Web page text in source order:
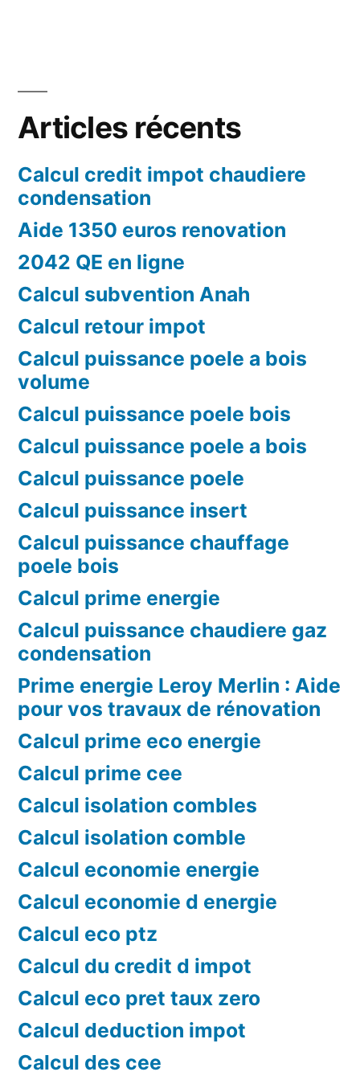
Articles récents
Calcul credit impot chaudiere
condensation
Aide 1350 euros renovation
2042 QE en ligne
Calcul subvention Anah
Calcul retour impot
Calcul puissance poele a bois
volume
Calcul puissance poele bois
Calcul puissance poele a bois
Calcul puissance poele
Calcul puissance insert
Calcul puissance chauffage
poele bois
Calcul prime energie
Calcul puissance chaudiere gaz
condensation
Prime energie Leroy Merlin : Aide
pour vos travaux de rénovation
Calcul prime eco energie
Calcul prime cee
Calcul isolation combles
Calcul isolation comble
Calcul economie energie
Calcul economie d energie
Calcul eco ptz
Calcul du credit d impot
Calcul eco pret taux zero
Calcul deduction impot
Calcul des cee